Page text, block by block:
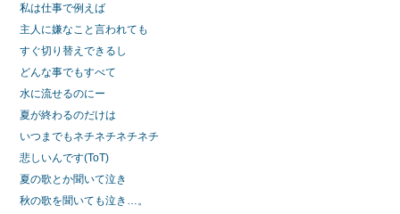
私は仕事で例えば
主人に嫌なこと言われても
すぐ切り替えできるし
どんな事でもすべて
水に流せるのにー
夏が終わるのだけは
いつまでもネチネチネチネチ
悲しいんです(ToT)
夏の歌とか聞いて泣き
秋の歌を聞いても泣き…。